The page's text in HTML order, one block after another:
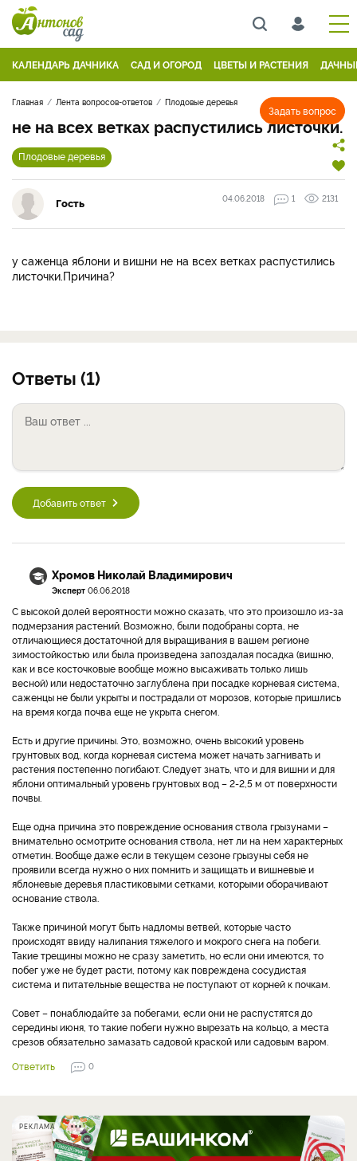
КАЛЕНДАРЬ ДАЧНИКА САД И ОГОРОД ЦВЕТЫ И РАСТЕНИЯ
Задать вопрос
Главная Лента вопросов-ответов Плодовые деревья
не на всех ветках распустились листочки.
Плодовые деревья
Гость 04.06.2018 1 2131
у саженца яблони и вишни не на всех ветках распустились
листочки.Причина?
Ответы (1)
Добавить ответ
Хромов Николай Владимирович
Эксперт 06.06.2018
С высокой долей вероятности можно сказать, что это произошло из-за
подмерзания растений. Возможно, были подобраны сорта, не
отличающиеся достаточной для выращивания в вашем регионе
зимостойкостью или была произведена запоздалая посадка (вишню,
как и все косточковые вообще можно высаживать только лишь
весной) или недостаточно заглублена при посадке корневая система,
саженцы не были укрыты и пострадали от морозов, которые пришлись
на время когда почва еще не укрыта снегом.
Есть и другие причины. Это, возможно, очень высокий уровень
грунтовых вод, когда корневая система может начать загнивать и
растения постепенно погибают. Следует знать, что и для вишни и для
яблони оптимальный уровень грунтовых вод – 2-2,5 м от поверхности
почвы.
Еще одна причина это повреждение основания ствола грызунами –
внимательно осмотрите основания ствола, нет ли на нем характерных
отметин. Вообще даже если в текущем сезоне грызуны себя не
проявили всегда нужно о них помнить и защищать и вишневые и
яблоневые деревья пластиковыми сетками, которыми оборачивают
основание ствола.
Также причиной могут быть надломы ветвей, которые часто
происходят ввиду налипания тяжелого и мокрого снега на побеги.
Такие трещины можно не сразу заметить, но если они имеются, то
побег уже не будет расти, потому как повреждена сосудистая
система и питательные вещества не поступают от корней к почкам.
Совет – понаблюдайте за побегами, если они не распустятся до
середины июня, то такие побеги нужно вырезать на кольцо, а места
срезов обязательно замазать садовой краской или садовым варом.
Ответить
0
РЕКЛАМА